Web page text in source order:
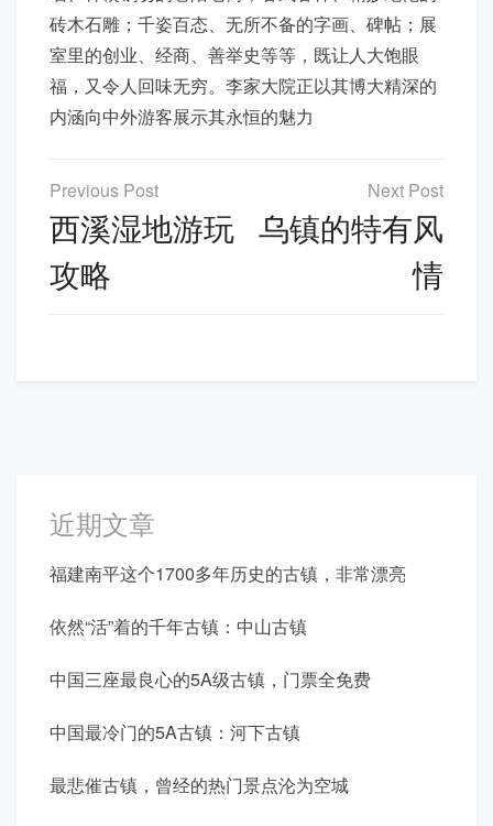
砖木石雕；千姿百态、无所不备的字画、碑帖；展
室里的创业、经商、善举史等等，既让人大饱眼
福，又令人回味无穷。李家大院正以其博大精深的
内涵向中外游客展示其永恒的魅力
文
章
导
航
西溪湿地游玩
攻略
乌镇的特有风
情
近期文章
福建南平这个1700多年历史的古镇，非常漂亮
依然“活”着的千年古镇：中山古镇
中国三座最良心的5A级古镇，门票全免费
中国最冷门的5A古镇：河下古镇
最悲催古镇，曾经的热门景点沦为空城